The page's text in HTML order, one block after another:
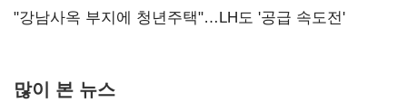
"강남사옥 부지에 청년주택"…LH도 '공급 속도전'
많이 본 뉴스